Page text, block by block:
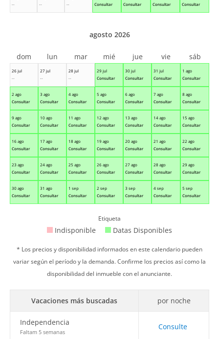
--
--
--
Consultar
Consultar
Consultar
Consultar
26 jul
--
27 jul
--
28 jul
--
29 jul
Consultar
30 jul
Consultar
31 jul
Consultar
1 ago
Consultar
2 ago
Consultar
3 ago
Consultar
4 ago
Consultar
5 ago
Consultar
6 ago
Consultar
7 ago
Consultar
8 ago
Consultar
9 ago
Consultar
10 ago
Consultar
11 ago
Consultar
12 ago
Consultar
13 ago
Consultar
14 ago
Consultar
15 ago
Consultar
16 ago
Consultar
17 ago
Consultar
18 ago
Consultar
19 ago
Consultar
20 ago
Consultar
21 ago
Consultar
22 ago
Consultar
23 ago
Consultar
24 ago
Consultar
25 ago
Consultar
26 ago
Consultar
27 ago
Consultar
28 ago
Consultar
29 ago
Consultar
30 ago
Consultar
31 ago
Consultar
1 sep
Consultar
2 sep
Consultar
3 sep
Consultar
4 sep
Consultar
5 sep
Consultar
agosto 2026
dom lun mar mié jue vie sáb
Etiqueta
Indisponible Datas Disponibles
* Los precios y disponibilidad informados en este calendario pueden
variar según el período y la demanda. Confirme los precios así como la
disponibilidad del inmueble con el anunciante.
Vacaciones más buscadas por noche
Independencia
Faltam 5 semanas
Consulte